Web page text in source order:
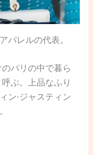
パレルの代表。
パリの中で暮ら
ぶ。上品なふり
ン·ジャスティン